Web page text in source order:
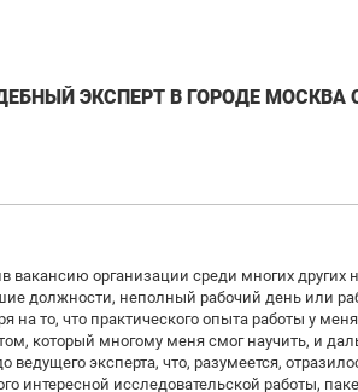
ЭКСПЕРТ В ГОРОДЕ МОСКВА
организации среди многих других
должности, неполный рабочий день или
то, что практического опыта работы у
который многому меня смог научить, и
эксперта, что, разумеется,
интересной исследовательской работы,